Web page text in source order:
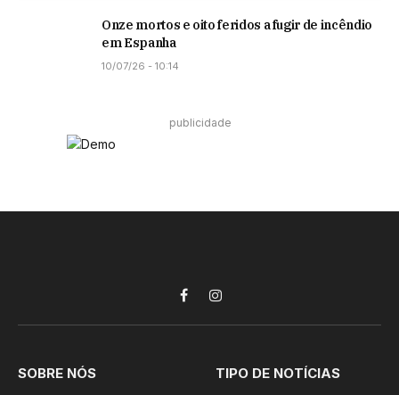
Onze mortos e oito feridos a fugir de incêndio
em Espanha
10/07/26 - 10:14
publicidade
FacebookInstagram
SOBRE NÓS TIPO DE NOTÍCIAS